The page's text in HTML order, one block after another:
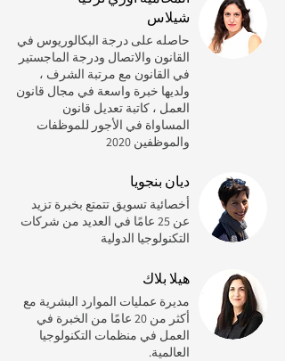
شيلاس
حاصله على درجة البكالوريوس في
القانون والاتصال ودرجة الماجستير
في القانون مع مرتبة الشرف ،
ولديها خبرة واسعة في مجال قانون
العمل ، كاتبة تعديل قانون
المساواة في الأجور للموظفات
والموظفين 2020
ديان بنجويا
أخصائية تسويق تتمتع بخبرة تزيد
عن 25 عامًا في العديد من شركات
التكنولوجيا الدولية
هيلا بلاك
مديرة عمليات الموارد البشرية مع
أكثر من 20 عامًا من الخبرة في
العمل في منظمات التكنولوجيا
العالمية.